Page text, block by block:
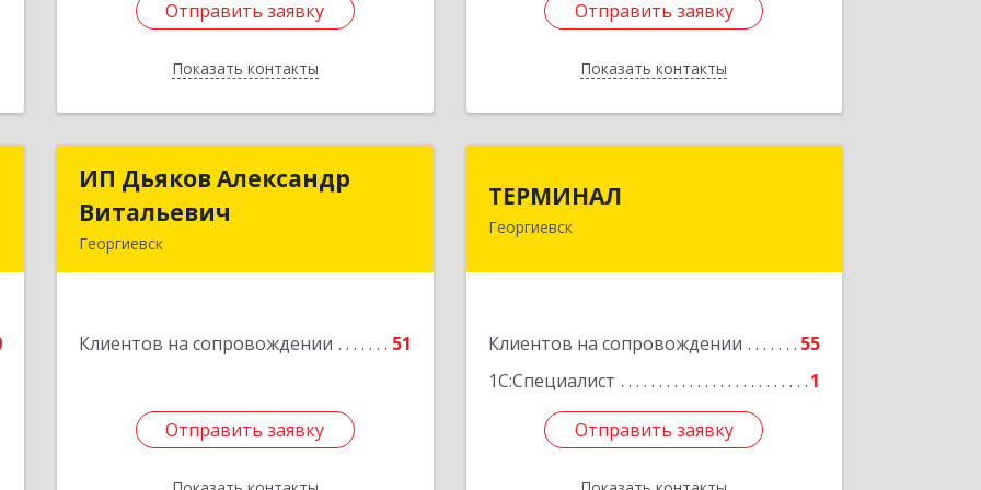
Отправить заявку
Показать контакты
Отправить заявку
Назад
Отправить заявку
Показать контакты
Отправить заявку
Назад
ИП Дьяков Александр
Витальевич
Георгиевск
Клиентов на сопровождении 51
Отправить заявку
ИП Дьяков Александр
Отправить заявку
ТЕРМИНАЛ
Георгиевск
Клиентов на сопровождении
55
1С:Специалист
1
Отправить заявку
357820, Ставропольский край,
Отправить заявку